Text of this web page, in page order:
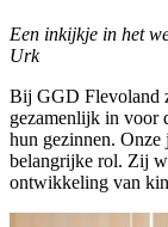
Een inkijkje in het
Urk
Bij GGD Flevoland
gezamenlijk in voor
hun gezinnen. Onze
belangrijke rol. Zij
ontwikkeling van